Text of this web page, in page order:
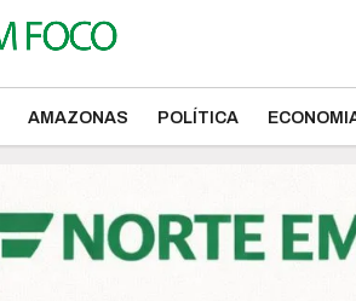
AMAZONAS POLÍTICA